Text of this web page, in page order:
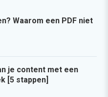
Waarom een PDF niet
je content met een
[5 stappen]